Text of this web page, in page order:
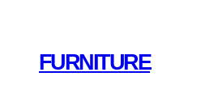
FURNITURE